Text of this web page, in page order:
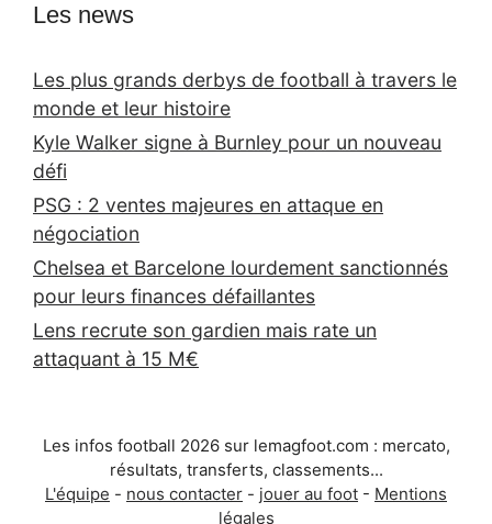
Les news
Les plus grands derbys de football à travers le
monde et leur histoire
Kyle Walker signe à Burnley pour un nouveau
défi
PSG : 2 ventes majeures en attaque en
négociation
Chelsea et Barcelone lourdement sanctionnés
pour leurs finances défaillantes
Lens recrute son gardien mais rate un
attaquant à 15 M€
Les infos football 2026 sur lemagfoot.com : mercato,
résultats, transferts, classements...
L'équipe - nous contacter - jouer au foot - Mentions
légales